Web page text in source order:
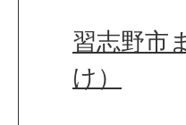
習志野市
け）